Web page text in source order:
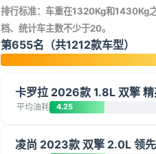
排行标准：车重在1320Kg和
档、统计车主数不少于20。
第655名（共1212款车型）
卡罗拉 2026款 1.8L 双擎
平均油耗 4.25
凌尚 2023款 双擎 2.0L 领